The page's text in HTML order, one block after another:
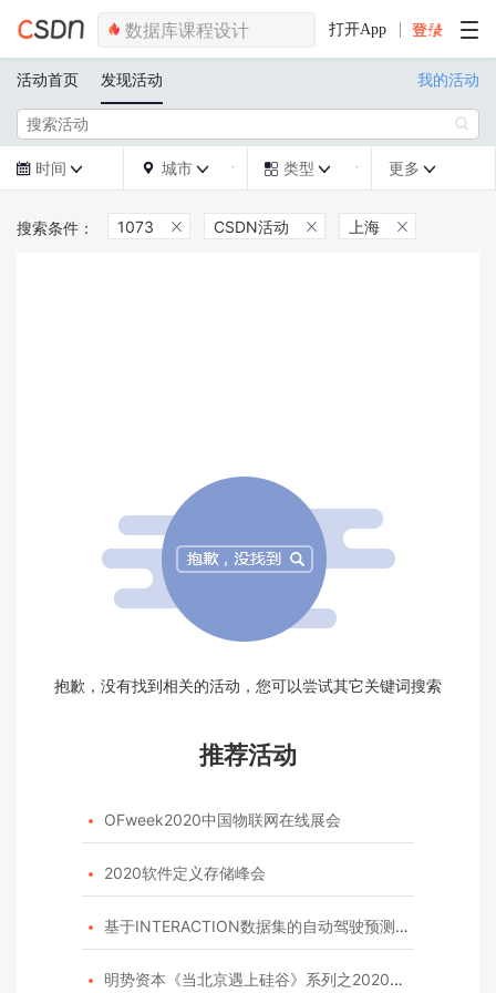
打开App
活动首页 发现活动 我的活动

 时间   城市   类型  更多 
1073  CSDN活动  上海 
抱歉，没有找到相关的活动，您可以尝试其它关键词搜索
推荐活动
 OFweek2020中国物联网在线展会
 2020软件定义存储峰会
 基于INTERACTION数据集的自动驾驶预测模型挑战赛
 明势资本《当北京遇上硅谷》系列之2020年度开源峰会